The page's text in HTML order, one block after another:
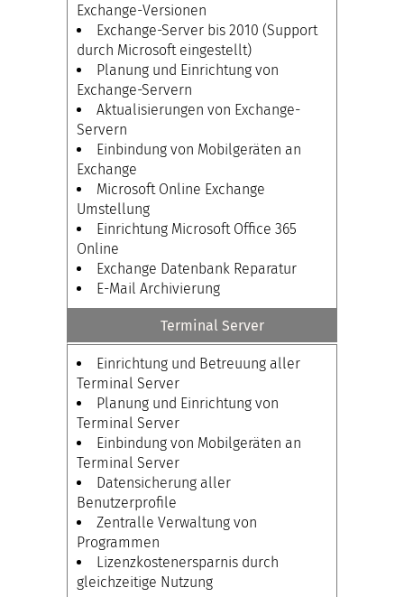
Exchange-Versionen
Exchange-Server bis 2010 (Support
durch Microsoft eingestellt)
Planung und Einrichtung von
Exchange-Servern
Aktualisierungen von Exchange-
Servern
Einbindung von Mobilgeräten an
Exchange
Microsoft Online Exchange
Umstellung
Einrichtung Microsoft Office 365
Online
Exchange Datenbank Reparatur
E-Mail Archivierung
Terminal Server
Einrichtung und Betreuung aller
Terminal Server
Planung und Einrichtung von
Terminal Server
Einbindung von Mobilgeräten an
Terminal Server
Datensicherung aller
Benutzerprofile
Zentralle Verwaltung von
Programmen
Lizenzkostenersparnis durch
gleichzeitige Nutzung